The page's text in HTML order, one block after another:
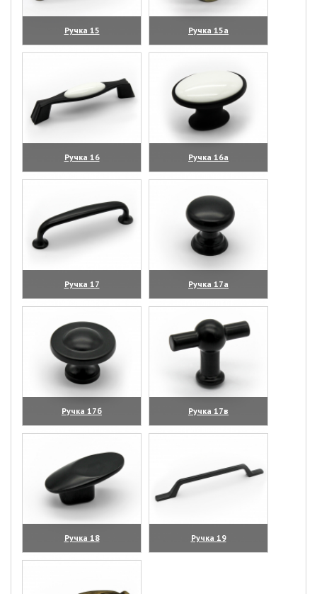
Ручка 15
(увеличить)
Ручка 15а
(увеличить)
Ручка 16
(увеличить)
Ручка 16а
(увеличить)
Ручка 17
(увеличить)
Ручка 17а
(увеличить)
Ручка 17б
(увеличить)
Ручка 17в
(увеличить)
Ручка 18
(увеличить)
Ручка 19
(увеличить)